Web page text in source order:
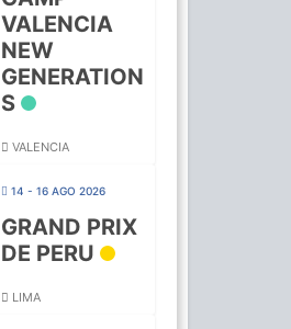
VALENCIA
NEW
GENERATION
S
VALENCIA
14 - 16 AGO 2026
GRAND PRIX
DE PERU
LIMA